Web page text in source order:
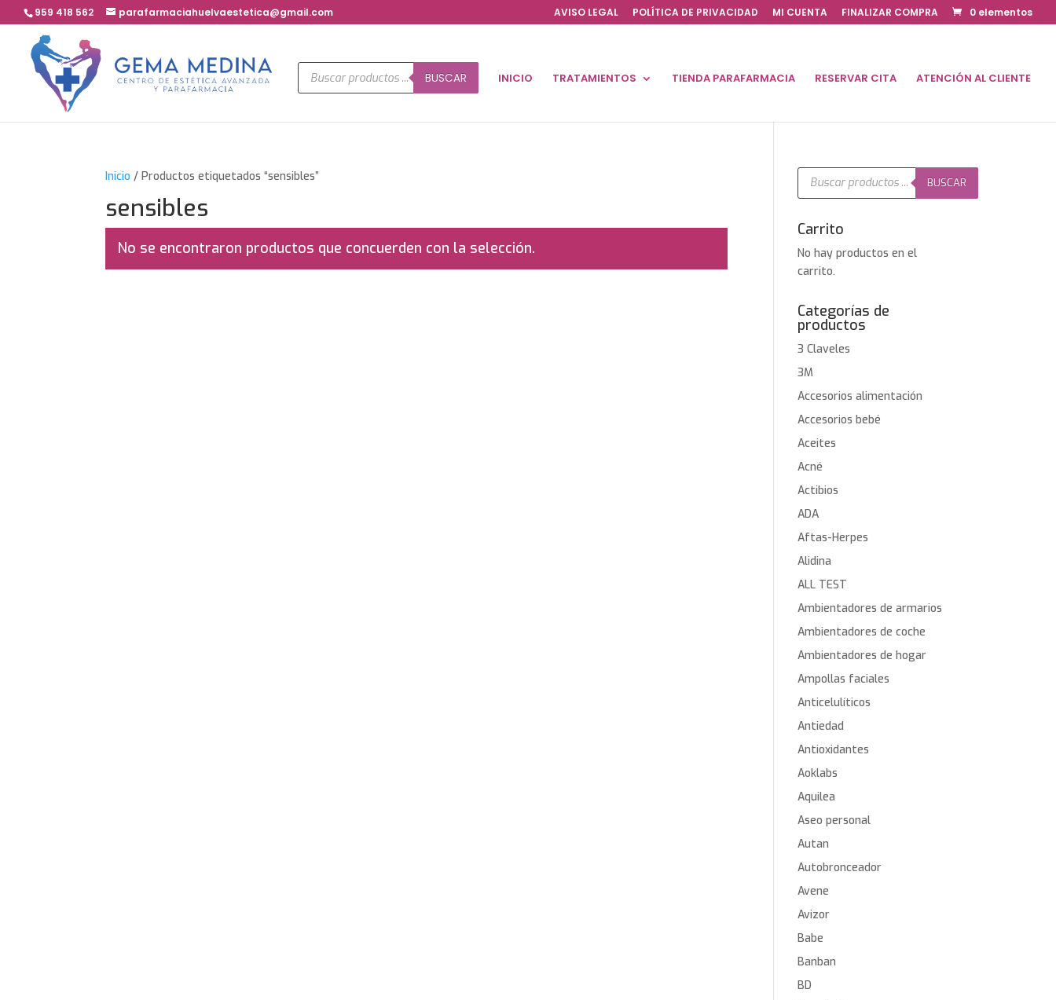
959 418 562 parafarmaciahuelvaestetica@gmail.com AVISO LEGAL POLÍTICA DE PRIVACIDAD MI CUENTA FINALIZAR COMPRA 0 elementos
Búsqueda
de
productos
BUSCAR INICIO TRATAMIENTOS TIENDA PARAFARMACIA RESERVAR CITA ATENCIÓN AL CLIENTE
Inicio / Productos etiquetados “sensibles”
sensibles
No se encontraron productos que concuerden con la selección.
Búsqueda
productos
BUSCAR
Carrito
No hay productos en el
carrito.
Categorías de
productos
3 Claveles
3M
Accesorios alimentación
Accesorios bebé
Aceites
Acné
Actibios
ADA
Aftas-Herpes
Alidina
ALL TEST
Ambientadores de armarios
Ambientadores de coche
Ambientadores de hogar
Ampollas faciales
Anticelulíticos
Antiedad
Antioxidantes
Aoklabs
Aquilea
Aseo personal
Autan
Autobronceador
Avene
Avizor
Babe
Banban
BD